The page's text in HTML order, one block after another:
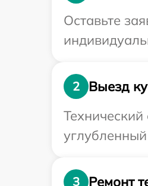
Оставьте
2
Выезд
3
Ремонт